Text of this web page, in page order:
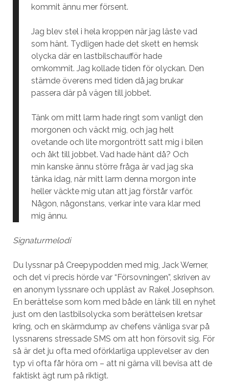
kommit ännu mer försent.
Jag blev stel i hela kroppen när jag läste vad
som hänt. Tydligen hade det skett en hemsk
olycka där en lastbilschaufför hade
omkommit. Jag kollade tiden för olyckan. Den
stämde överens med tiden då jag brukar
passera där på vägen till jobbet.
Tänk om mitt larm hade ringt som vanligt den
morgonen och väckt mig, och jag helt
ovetande och lite morgontrött satt mig i bilen
och åkt till jobbet. Vad hade hänt då? Och
min kanske ännu större fråga är vad jag ska
tänka idag, när mitt larm denna morgon inte
heller väckte mig utan att jag förstår varför.
Någon, någonstans, verkar inte vara klar med
mig ännu.
Signaturmelodi
Du lyssnar på Creepypodden med mig, Jack Werner,
och det vi precis hörde var “Försovningen”, skriven av
en anonym lyssnare och uppläst av Rakel Josephson.
En berättelse som kom med både en länk till en nyhet
just om den lastbilsolycka som berättelsen kretsar
kring, och en skärmdump av chefens vänliga svar på
lyssnarens stressade SMS om att hon försovit sig. För
så är det ju ofta med oförklarliga upplevelser av den
typ vi ofta får höra om – att ni gärna vill bevisa att de
faktiskt ägt rum på riktigt.